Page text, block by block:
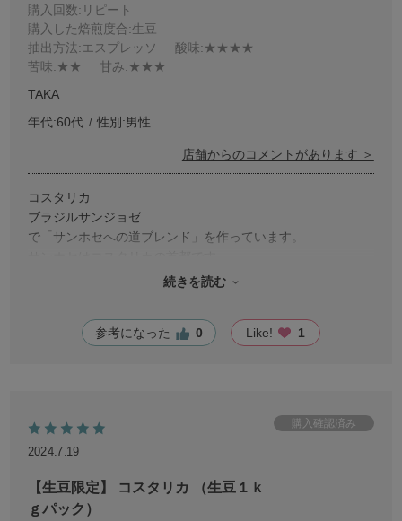
購入回数:リピート
購入した焙煎度合:生豆
抽出方法:エスプレッソ 酸味:★★★★
苦味:★★ 甘み:★★★
TAKA
年代:60代 性別:男性
店舗からのコメントがあります ＞
コスタリカ
ブラジルサンジョゼ
で「サンホセへの道ブレンド」を作っています。
出来ればスペイン語の国の「サンホセ」を使いたいのですが
こんな遊びをしてコーヒーを楽しんでいます。
続きを読む
参考になった 0 Like! 1
2024.7.19
【生豆限定】 コスタリカ （生豆１ｋ
ｇパック）